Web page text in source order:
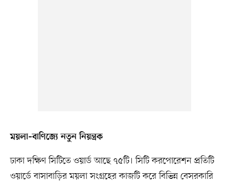
ময়লা–বাণিজ্যে নতুন নিয়ন্ত্রক
ঢাকা দক্ষিণ সিটিতে ওয়ার্ড আছে ৭৫টি। সিটি করপোরেশন প্রতিটি
ওয়ার্ডে বাসাবাড়ির ময়লা সংগ্রহের কাজটি করে বিভিন্ন বেসরকারি